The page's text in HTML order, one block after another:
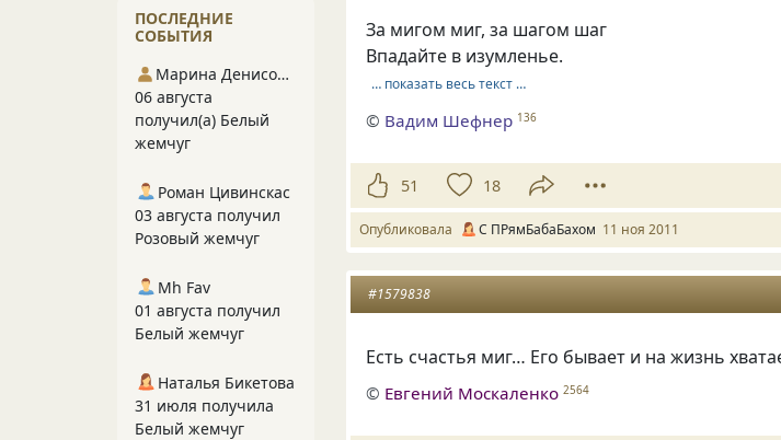
За мигом миг, за шагом шаг
Впадайте в изумленье.
… показать весь текст …
© Вадим Шефнер 136
51 18
Опубликовала С ПРямБабаБахом 11 ноя 2011
#1579838
Есть счастья миг… Его бывает и на жизнь
© Евгений Москаленко 2564
ПОСЛЕДНИЕ
СОБЫТИЯ
Марина Денисова 5
06 августа
получил(а) Белый
жемчуг
Роман Цивинскас
03 августа получил
Розовый жемчуг
Mh Fav
01 августа получил
Белый жемчуг
Наталья Бикетова
31 июля получила
Белый жемчуг